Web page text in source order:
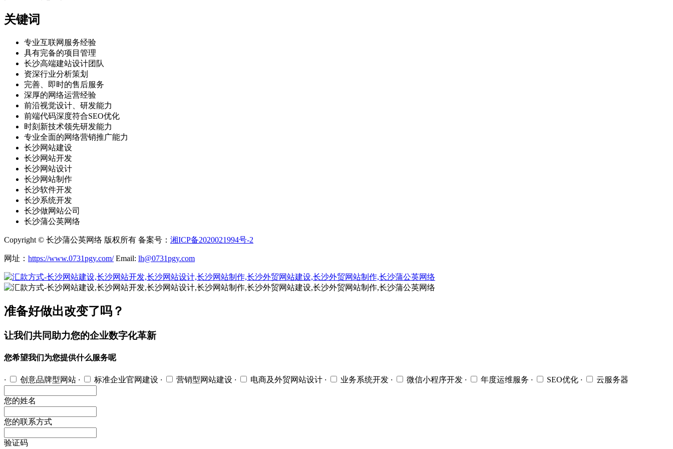
关键词
专业互联网服务经验
具有完备的项目管理
长沙高端建站设计团队
资深行业分析策划
完善、即时的售后服务
深厚的网络运营经验
前沿视觉设计、研发能力
前端代码深度符合SEO优化
时刻新技术领先研发能力
专业全面的网络营销推广能力
长沙网站建设
长沙网站开发
长沙网站设计
长沙网站制作
长沙软件开发
长沙系统开发
长沙做网站公司
长沙蒲公英网络
Copyright © 长沙蒲公英网络 版权所有 备案号： 湘ICP备2020021994号-2
网址： https://www.0731pgy.com/ Email: lh@0731pgy.com
准备好做出改变了吗？
让我们共同助力您的企业数字化革新
您希望我们为您提供什么服务呢
· 创意品牌型网站 · 标准企业官网建设 · 营销型网站建设 · 电商及外贸网站设计 · 业务系统开发 · 微信小程序开发 · 年度运维服务 · SEO优化 · 云服务器
您的姓名
您的联系方式
验证码